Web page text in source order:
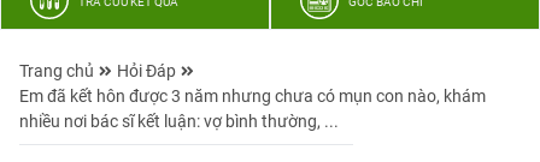
Trang chủ
Hỏi Đáp
Em đã kết hôn được 3 năm nhưng chưa có mụn con nào, khám
nhiều nơi bác sĩ kết luận: vợ bình thường, ...